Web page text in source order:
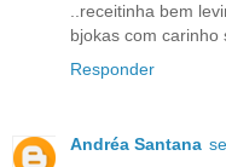
..receitinha bem
bjokas com carinho
Responder
Andréa Santana